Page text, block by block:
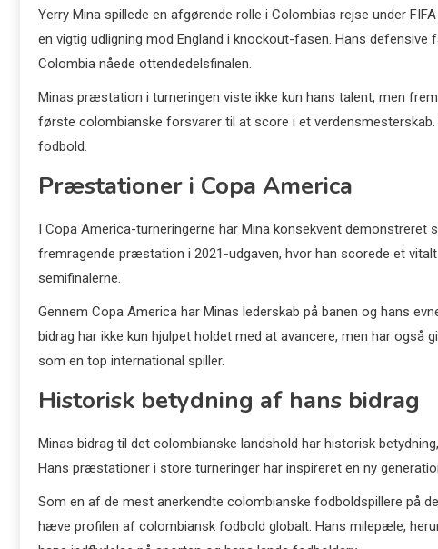
Yerry Mina spillede en afgørende rolle i Colombias rejse under
en vigtig udligning mod England i knockout-fasen. Hans
Colombia nåede ottendedelsfinalen.
Minas præstation i turneringen viste ikke kun hans talent, men
første colombianske forsvarer til at score i et
fodbold.
Præstationer i Copa America
I Copa America-turneringerne har Mina konsekvent
fremragende præstation i 2021-udgaven, hvor han scorede et
semifinalerne.
Gennem Copa America har Minas lederskab på banen og hans
bidrag har ikke kun hjulpet holdet med at avancere, men har også
som en top international spiller.
Historisk betydning af hans bidrag
Minas bidrag til det colombianske landshold har historisk
Hans præstationer i store turneringer har inspireret en ny
Som en af de mest anerkendte colombianske fodboldspillere på
hæve profilen af colombiansk fodbold globalt. Hans milepæle,